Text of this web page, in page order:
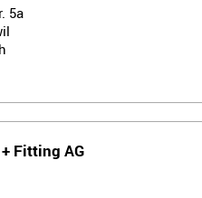
5a
Fitting AG